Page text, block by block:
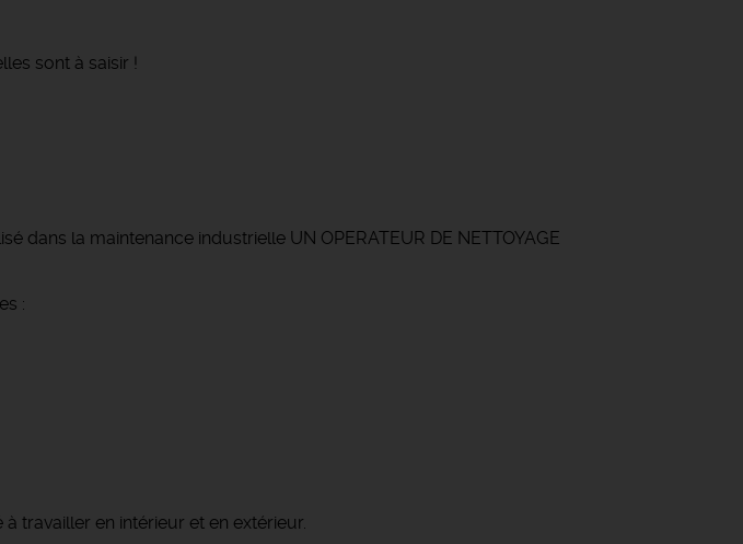
sont à saisir !
la maintenance industrielle UN OPERATEUR DE NETTOYAGE
:
travailler en intérieur et en extérieur.